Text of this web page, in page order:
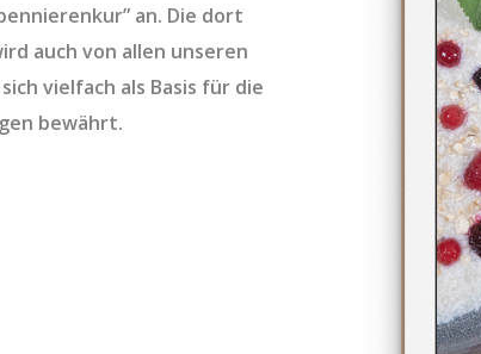
an. Die dort
auch von allen unseren
vielfach als Basis für die
bewährt.